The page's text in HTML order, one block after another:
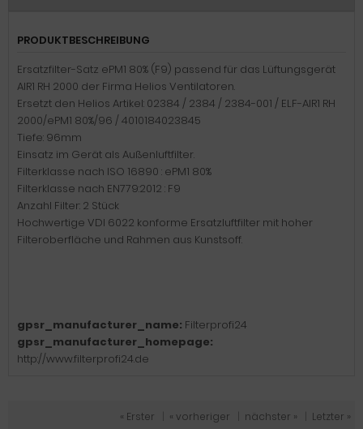
PRODUKTBESCHREIBUNG
Ersatzfilter-Satz ePM1 80% (F9) passend für das Lüftungsgerät
AIR1 RH 2000 der Firma Helios Ventilatoren.
Ersetzt den Helios Artikel: 02384 / 2384 / 2384-001 / ELF-AIR1 RH
2000/ePM1 80%/96 / 4010184023845
Tiefe: 96mm
Einsatz im Gerät als Außenluftfilter.
Filterklasse nach ISO 16890 : ePM1 80%
Filterklasse nach EN779:2012 : F9
Anzahl Filter: 2 Stück
Hochwertige VDI 6022 konforme Ersatzluftfilter mit hoher
Filteroberfläche und Rahmen aus Kunstsoff.
gpsr_manufacturer_name: Filterprofi24
gpsr_manufacturer_homepage:
http://www.filterprofi24.de
« Erster « vorheriger nächster » Letzter »